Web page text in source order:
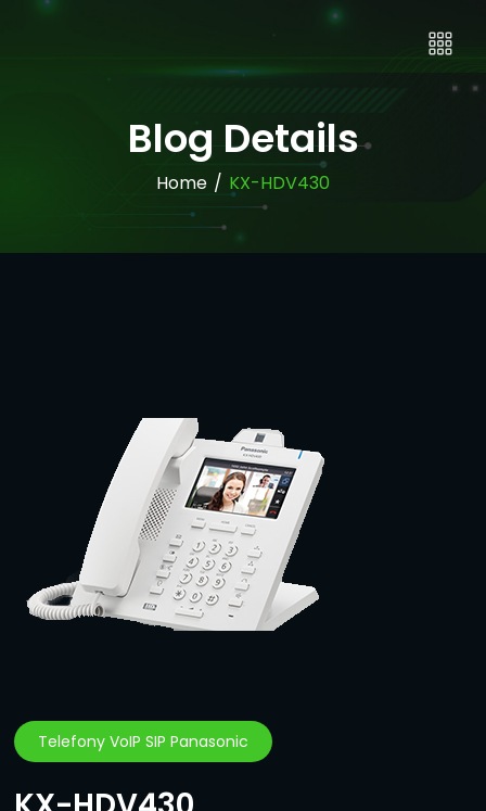
Blog Details
Home / KX-HDV430
Telefony VoIP SIP Panasonic